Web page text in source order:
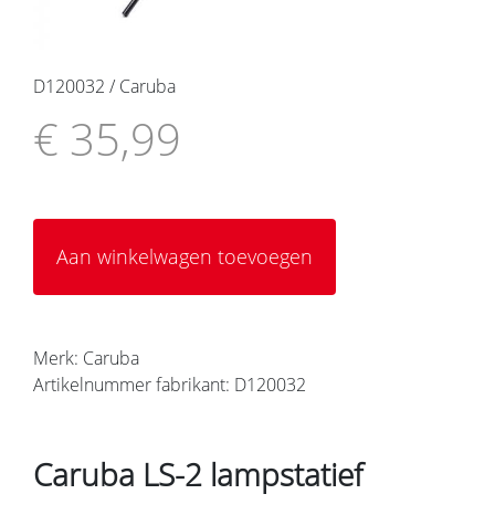
D120032 / Caruba
€ 35,99
Aan winkelwagen toevoegen
Merk: Caruba
Artikelnummer fabrikant: D120032
Caruba LS-2 lampstatief